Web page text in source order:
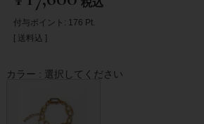
付与ポイント: 176 Pt.
送料込
カラー 選択してください